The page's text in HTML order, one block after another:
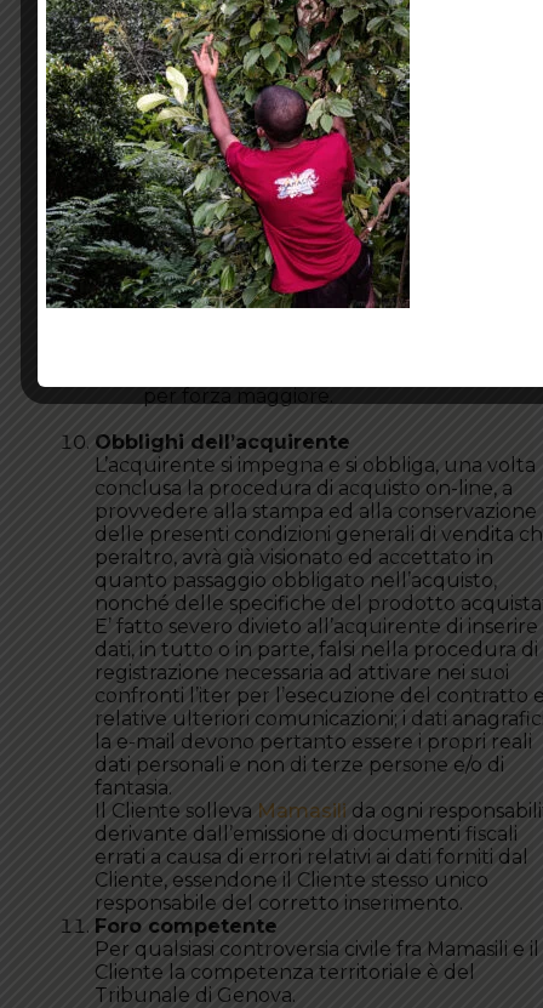
sarà garantita dal produttore ed alle
dallo stesso previste.
I prodotti non vengono forniti in prova, ma
Mamasili può fornire informazioni sui vari
prodotti. Mamasili SRL rifiuta ogni
civile o penale per gli utilizzi impropri, illeciti o
illegali, della merce e delle informazioni
riportate. Mamasili SRL rifiuta ogni
per:
Danni indiretti o perdite consequenziali
Perdita di affari, profitti, stipendi,
risparmi
per forza maggiore.
Obblighi dell’acquirente
L’acquirente si impegna e si obbliga, una volta
conclusa la procedura di acquisto on-line, a
provvedere alla stampa ed alla conservazione
delle presenti condizioni generali di vendita
peraltro, avrà già visionato ed accettato in
quanto passaggio obbligato nell’acquisto,
nonché delle specifiche del prodotto
E’ fatto severo divieto all’acquirente di inserire
dati, in tutto o in parte, falsi nella procedura di
registrazione necessaria ad attivare nei suoi
confronti l’iter per l’esecuzione del contratto
relative ulteriori comunicazioni; i dati
la e-mail devono pertanto essere i propri reali
dati personali e non di terze persone e/o di
fantasia.
Il Cliente solleva Mamasili da ogni
derivante dall’emissione di documenti fiscali
errati a causa di errori relativi ai dati forniti dal
Cliente, essendone il Cliente stesso unico
responsabile del corretto inserimento.
Foro competente
Per qualsiasi controversia civile fra Mamasili e il
Cliente la competenza territoriale è del
Tribunale di Genova.